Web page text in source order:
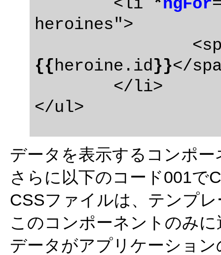
	<li
*ngFor
heroines">
{{heroine.id}}</
データを表示するコンポ
さらに以下のコード001で
CSSファイルは、テンプ
このコンポーネントのみ
データがアプリケーショ